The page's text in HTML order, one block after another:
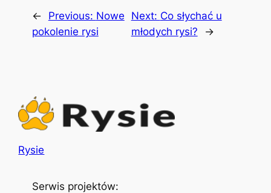
← Previous: Nowe
pokolenie rysi
Next: Co słychać u
młodych rysi?
→
Rysie
Serwis projektów: